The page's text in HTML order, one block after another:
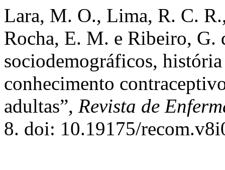
Lara, M. O., Lima, R. C.
Rocha, E. M. e Ribeiro, G.
sociodemográficos,
conhecimento
adultas”, Revista de
8. doi: 10.19175/